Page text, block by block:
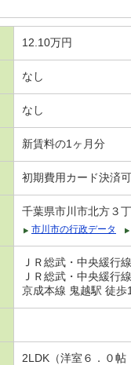
12.10万円
なし
なし
新賃料の1ヶ月分
初期費用カード決済
千葉県市川市北方３
市川市の行政データ
ＪＲ総武・中央緩行
ＪＲ総武・中央緩行
京成本線 鬼越駅 徒歩
2LDK（洋室６．０